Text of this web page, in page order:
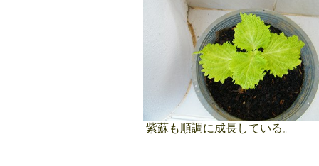
紫蘇も順調に成長している。